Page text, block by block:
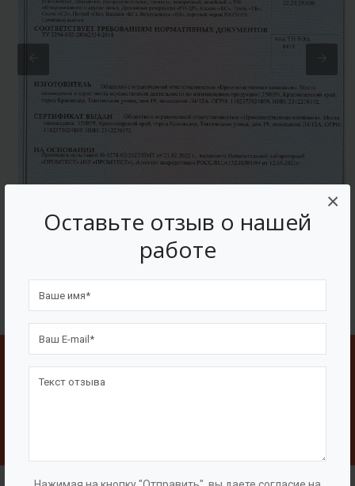
Оставьте отзыв о нашей
работе
×
Свяжитесь с нами